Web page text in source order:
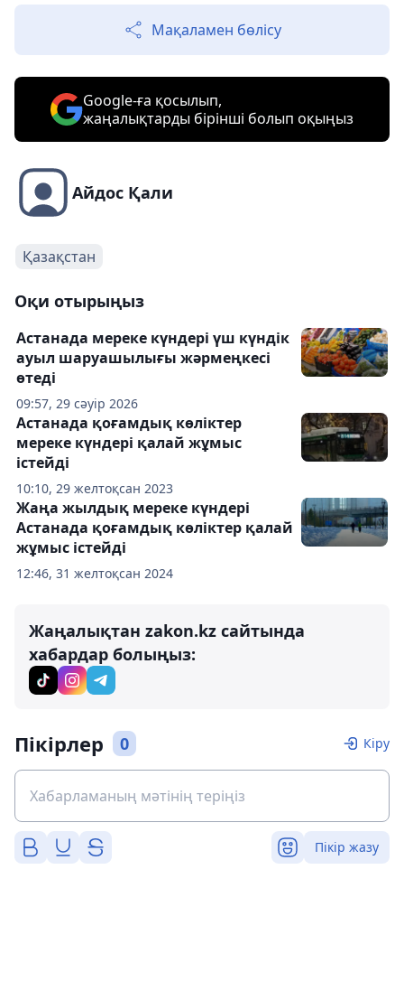
Мақаламен бөлісу
Google-ға қосылып,
жаңалықтарды бірінші болып оқыңыз
Айдос Қали
Қазақстан
Оқи отырыңыз
09:57, 29 сәуір 2026
Астанада мереке күндері үш күндік
ауыл шаруашылығы жәрмеңкесі
өтеді
10:10, 29 желтоқсан 2023
Астанада қоғамдық көліктер
мереке күндері қалай жұмыс
істейді
12:46, 31 желтоқсан 2024
Жаңа жылдық мереке күндері
Астанада қоғамдық көліктер қалай
жұмыс істейді
Жаңалықтан zakon.kz сайтында
хабардар болыңыз:
Пікірлер 0 Кіру
Пікір жазу